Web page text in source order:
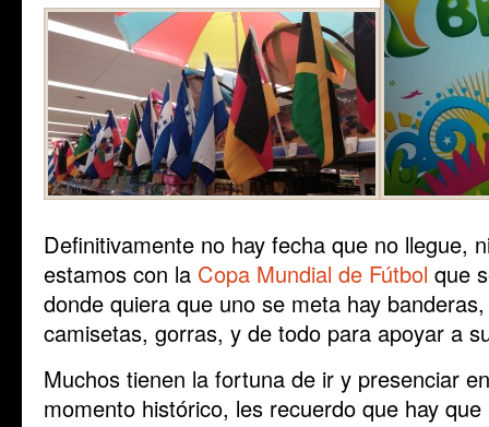
Definitivamente no hay fecha que no llegue,
estamos con la Copa Mundial de Fútbol que
donde quiera que uno se meta hay
camisetas, gorras, y de todo para apoyar a
Muchos tienen la fortuna de ir y presenciar
momento histórico, les recuerdo que hay